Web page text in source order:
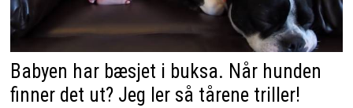
Babyen har bæsjet i buksa. Når hunden
finner det ut? Jeg ler så tårene triller!